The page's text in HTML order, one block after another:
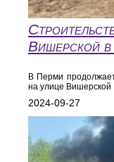
Вишерской
В Перми
на улице Вишерской
2024-09-27